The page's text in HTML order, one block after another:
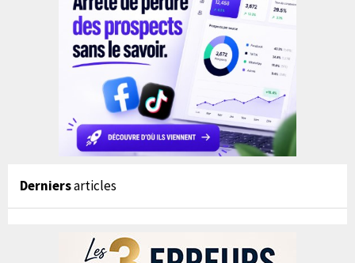
Derniersarticles